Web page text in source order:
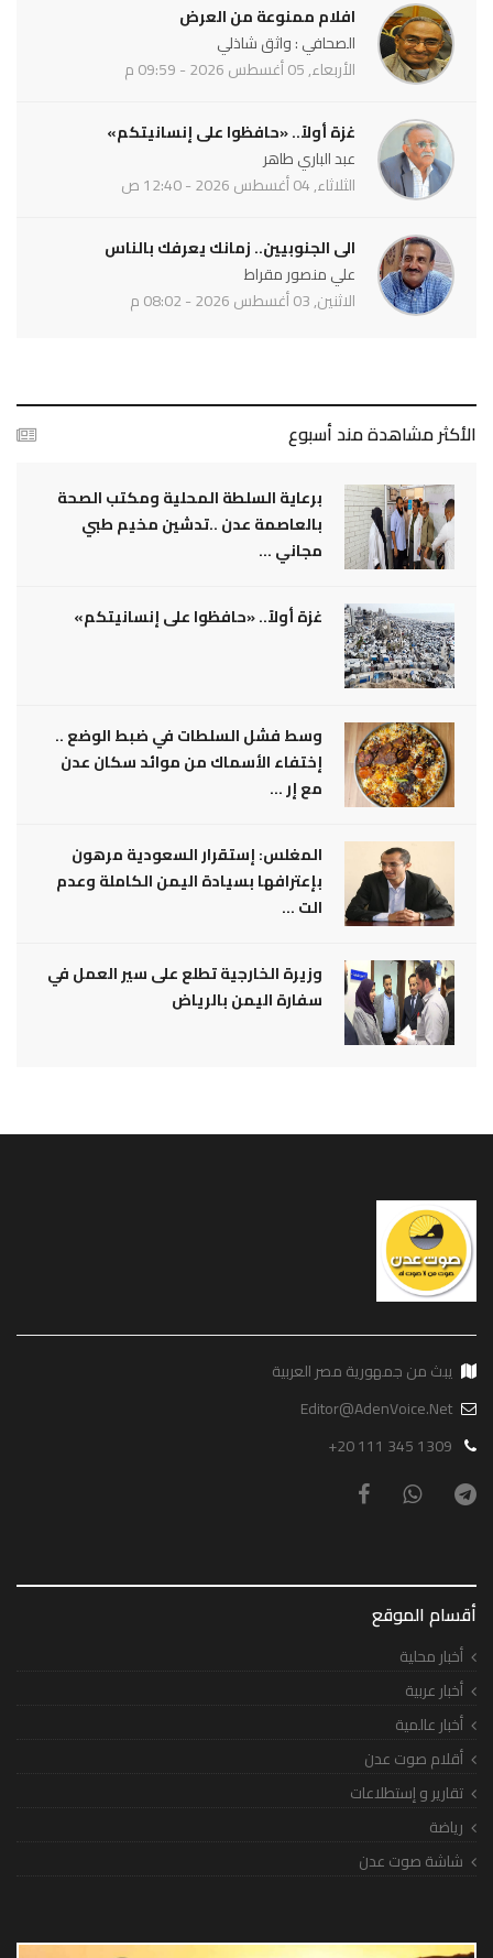
افلام ممنوعة من العرض
الصحافي : واثق شاذلي
الأربعاء, 05 أغسطس 2026 - 09:59 م
غزة أولاً.. «حافظوا على إنسانيتكم»
عبد الباري طاهر
الثلاثاء, 04 أغسطس 2026 - 12:40 ص
الى الجنوبيين.. زمانك يعرفك بالناس
علي منصور مقراط
الاثنين, 03 أغسطس 2026 - 08:02 م
الأكثر مشاهدة مند أسبوع
برعاية السلطة المحلية ومكتب الصحة
بالعاصمة عدن ..تدشين مخيم طبي
مجاني ...
غزة أولاً.. «حافظوا على إنسانيتكم»
وسط فشل السلطات في ضبط الوضع ..
إختفاء الأسماك من موائد سكان عدن
مع إر ...
المغلس: إستقرار السعودية مرهون
بإعترافها بسيادة اليمن الكاملة وعدم
الت ...
وزيرة الخارجية تطلع على سير العمل في
سفارة اليمن بالرياض
يبث من جمهورية مصر العربية
Editor@AdenVoice.Net
+20 111 345 1309
أقسام الموقع
أخبار محلية
أخبار عربية
أخبار عالمية
أقلام صوت عدن
تقارير و إستطلاعات
رياضة
شاشة صوت عدن